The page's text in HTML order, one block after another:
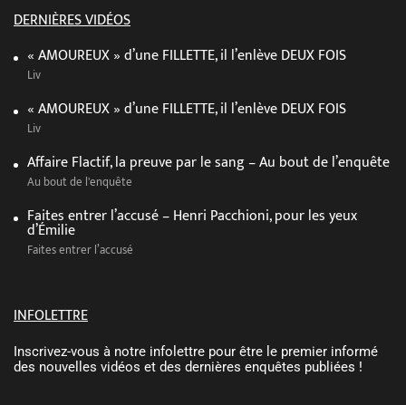
DERNIÈRES VIDÉOS
« AMOUREUX » d’une FILLETTE, il l’enlève DEUX FOIS
Liv
« AMOUREUX » d’une FILLETTE, il l’enlève DEUX FOIS
Liv
Affaire Flactif, la preuve par le sang – Au bout de l’enquête
Au bout de l'enquête
Faites entrer l’accusé – Henri Pacchioni, pour les yeux
d’Émilie
Faites entrer l’accusé
INFOLETTRE
Inscrivez-vous à notre infolettre pour être le premier informé
des nouvelles vidéos et des dernières enquêtes publiées !